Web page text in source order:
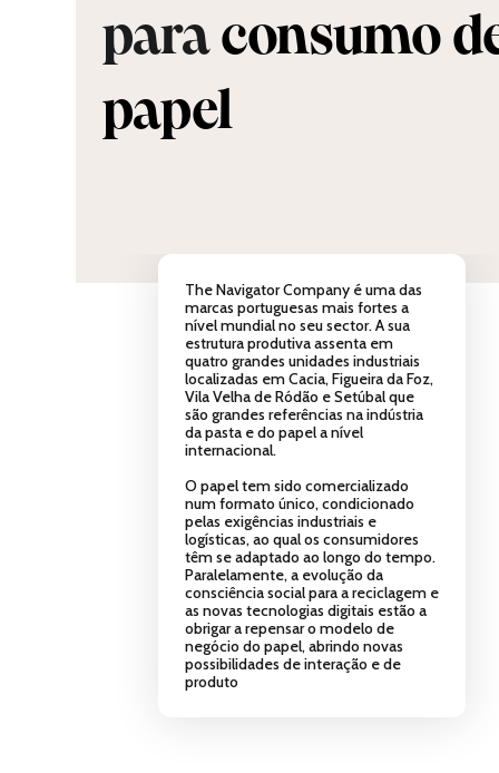
para consumo
papel
The Navigator Company é uma das
marcas portuguesas mais fortes a
nível mundial no seu sector. A sua
estrutura produtiva assenta em
quatro grandes unidades industriais
localizadas em Cacia, Figueira da Foz,
Vila Velha de Ródão e Setúbal que
são grandes referências na indústria
da pasta e do papel a nível
internacional.
O papel tem sido comercializado
num formato único, condicionado
pelas exigências industriais e
logísticas, ao qual os consumidores
têm se adaptado ao longo do tempo.
Paralelamente, a evolução da
consciência social para a reciclagem e
as novas tecnologias digitais estão a
obrigar a repensar o modelo de
negócio do papel, abrindo novas
possibilidades de interação e de
produto